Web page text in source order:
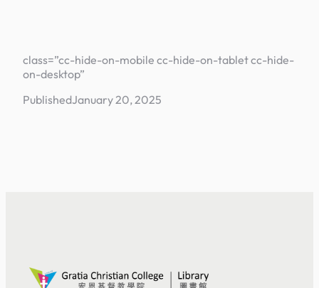
class=”cc-hide-on-mobile cc-hide-on-tablet cc-hide-
on-desktop”
PublishedJanuary 20, 2025